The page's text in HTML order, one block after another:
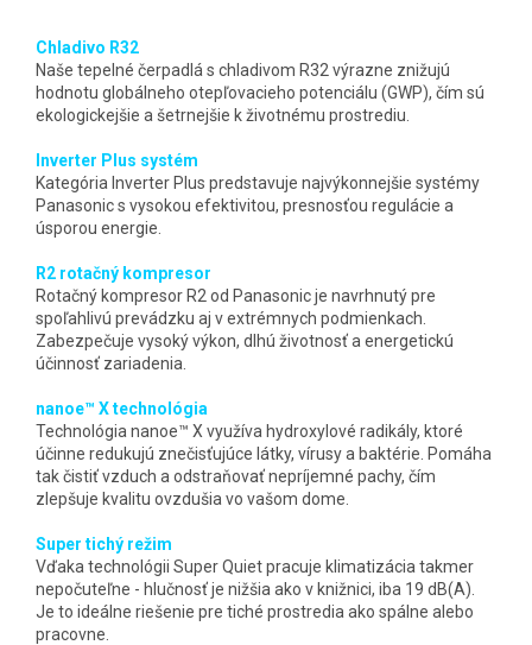
Chladivo R32
Naše tepelné čerpadlá s chladivom R32 výrazne znižujú
hodnotu globálneho otepľovacieho potenciálu (GWP), čím sú
ekologickejšie a šetrnejšie k životnému prostrediu.
Inverter Plus systém
Kategória Inverter Plus predstavuje najvýkonnejšie systémy
Panasonic s vysokou efektivitou, presnosťou regulácie a
úsporou energie.
R2 rotačný kompresor
Rotačný kompresor R2 od Panasonic je navrhnutý pre
spoľahlivú prevádzku aj v extrémnych podmienkach.
Zabezpečuje vysoký výkon, dlhú životnosť a energetickú
účinnosť zariadenia.
nanoe™ X technológia
Technológia nanoe™ X využíva hydroxylové radikály, ktoré
účinne redukujú znečisťujúce látky, vírusy a baktérie. Pomáha
tak čistiť vzduch a odstraňovať nepríjemné pachy, čím
zlepšuje kvalitu ovzdušia vo vašom dome.
Super tichý režim
Vďaka technológii Super Quiet pracuje klimatizácia takmer
nepočuteľne - hlučnosť je nižšia ako v knižnici, iba 19 dB(A).
Je to ideálne riešenie pre tiché prostredia ako spálne alebo
pracovne.